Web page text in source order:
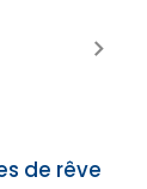
de rêve